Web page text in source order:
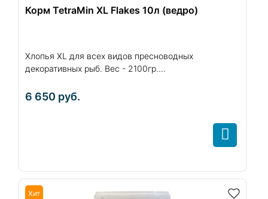
Корм TetraMin XL Flakes 10л (ведро)
Хлопья XL для всех видов пресноводных
декоративных рыб. Вес - 2100гр....
6 650 руб.
Хит